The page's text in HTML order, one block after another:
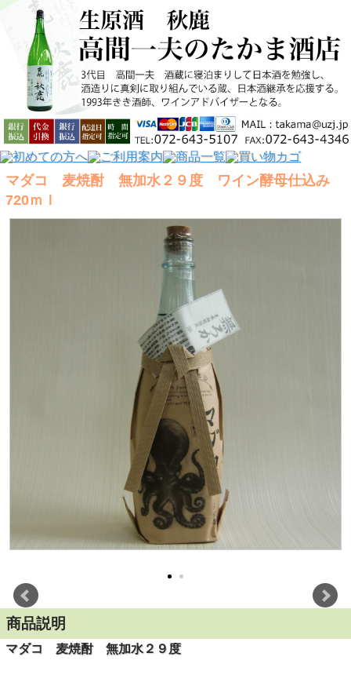
マダコ 麦焼酎 無加水２９度 ワイン酵母仕込み
720ｍｌ
商品説明
マダコ 麦焼酎 無加水２９度